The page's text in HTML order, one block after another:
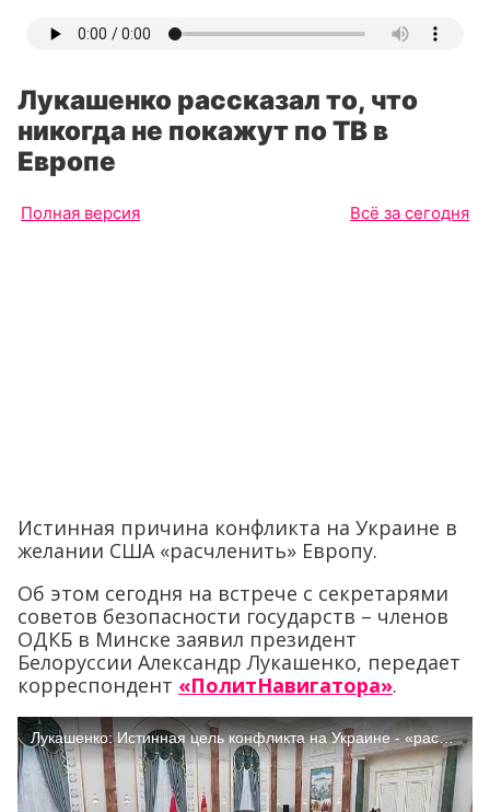
Лукашенко рассказал то, что
никогда не покажут по ТВ в
Европе
Полная версия Всё за сегодня
Истинная причина конфликта на Украине в
желании США «расчленить» Европу.
Об этом сегодня на встрече с секретарями
советов безопасности государств – членов
ОДКБ в Минске заявил президент
Белоруссии Александр Лукашенко, передает
корреспондент «ПолитНавигатора».